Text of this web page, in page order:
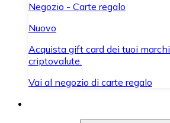
Negozio - Carte regalo
Nuovo
Acquista gift card dei tuoi
criptovalute.
Vai al negozio di carte regalo